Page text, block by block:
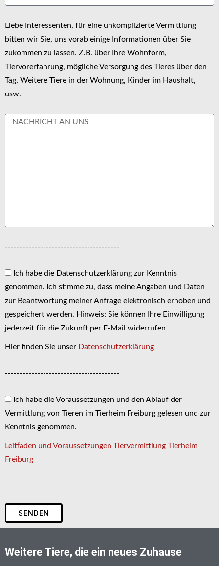
Liebe Interessenten, für eine unkomplizierte Vermittlung
bitten wir Sie, uns vorab einige Informationen über Sie
zukommen zu lassen. Z.B. über Ihre Wohnform,
Tiervorerfahrung, mögliche Versorgung des Tieres über den
Tag, Weitere Tiere in der Wohnung, Kinder im Haushalt,
usw.:
---------------------------------------
Ich habe die Datenschutzerklärung zur Kenntnis
genommen. Ich stimme zu, dass meine Angaben und Daten
zur Beantwortung meiner Anfrage elektronisch erhoben und
gespeichert werden. Hinweis: Sie können Ihre Einwilligung
jederzeit für die Zukunft per E-Mail widerrufen.
Hier finden Sie unser Datenschutzerklärung
---------------------------------------
Ich habe die Voraussetzungen und den Ablauf der
Vermittlung von Tieren im Tierheim Freiburg gelesen und zur
Kenntnis genommen.
Leitfaden und Voraussetzungen Tiervermittlung Tierheim
Freiburg
SENDEN
Weitere Tiere, die ein neues Zuhause